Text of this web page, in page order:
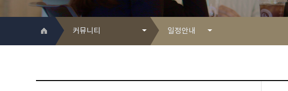
커뮤니티
취업성공지원과
일정안내
자유게시판